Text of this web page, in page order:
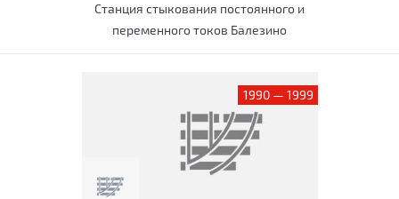
Станция стыкования постоянного и
переменного токов Балезино
1990 — 1999